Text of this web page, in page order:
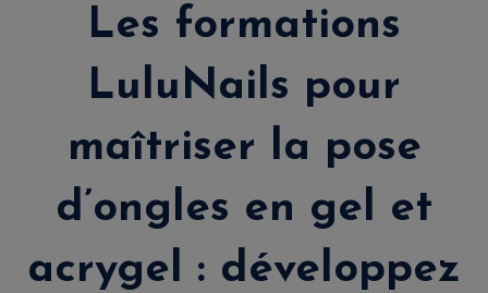
Les formations
LuluNails pour
maîtriser la pose
d’ongles en gel et
acrygel : développez